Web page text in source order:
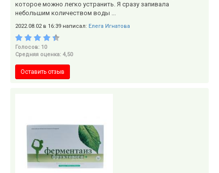
которое можно легко устранить. Я сразу запивала
небольшим количеством воды ...
2022.08.02 в 16:39 написал: Елега Игнатова
Голосов: 10
Средняя оценка: 4,50
Оставить отзыв